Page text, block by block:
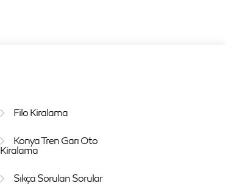
Filo Kiralama
Konya Tren Garı Oto
Kiralama
Sıkça Sorulan Sorular